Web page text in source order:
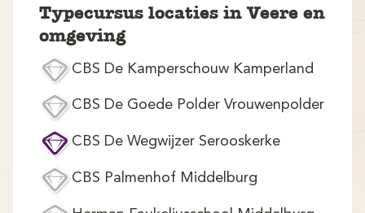
Typecursus locaties in Veere en
omgeving
CBS De Kamperschouw Kamperland
CBS De Goede Polder Vrouwenpolder
CBS De Wegwijzer Serooskerke
CBS Palmenhof Middelburg